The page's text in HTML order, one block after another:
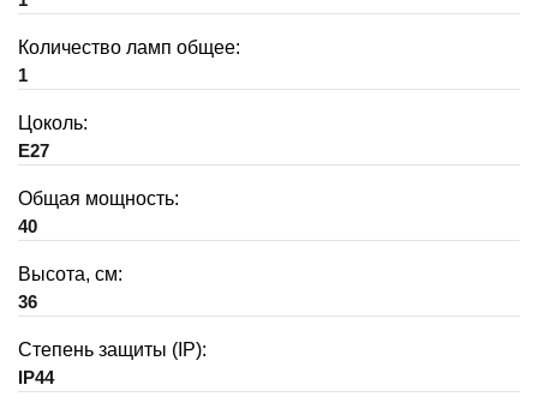
Количество ламп общее:
1
Цоколь:
E27
Общая мощность:
40
Высота, см:
36
Степень защиты (IP):
IP44